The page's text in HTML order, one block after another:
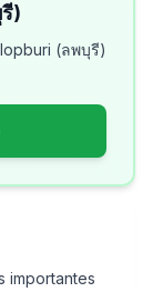
)
(ลพบุรี)
importantes